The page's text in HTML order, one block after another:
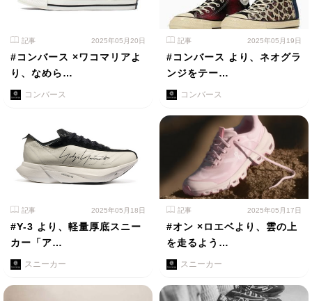
記事 2025年05月20日
#コンバース ×ワコマリアよ
り、なめら…
コンバース
記事 2025年05月19日
#コンバース より、ネオグラ
ンジをテー…
コンバース
記事 2025年05月18日
#Y-3 より、軽量厚底スニー
カー「ア…
スニーカー
記事 2025年05月17日
#オン ×ロエベより、雲の上
を走るよう…
スニーカー